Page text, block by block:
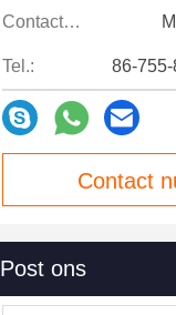
Contactpersonen:
Tel.: 86-
Contact
Post ons